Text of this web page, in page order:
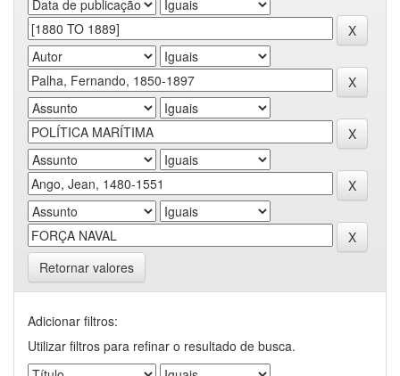
Retornar valores
Adicionar filtros:
Utilizar filtros para refinar o resultado de busca.